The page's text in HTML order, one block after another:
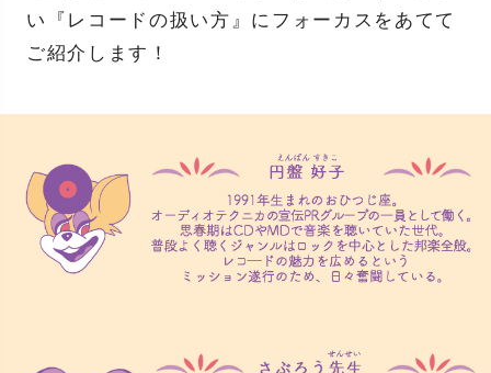
い『レコードの扱い方』にフォーカスをあてて
ご紹介します！